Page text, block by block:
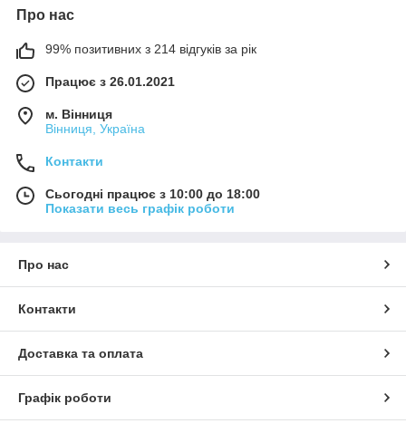
Про нас
99% позитивних з 214 відгуків за рік
Працює з 26.01.2021
м. Вінниця
Вінниця, Україна
Контакти
Сьогодні працює з 10:00 до 18:00
Показати весь графік роботи
Про нас
Контакти
Доставка та оплата
Графік роботи